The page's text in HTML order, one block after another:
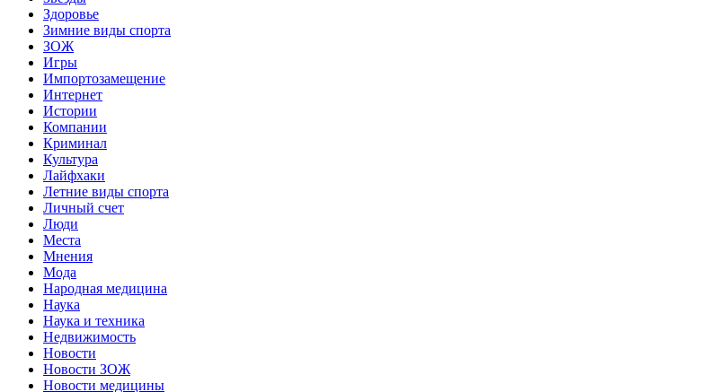
Здоровье
Зимние виды спорта
ЗОЖ
Игры
Импортозамещение
Интернет
Истории
Компании
Криминал
Культура
Лайфхаки
Летние виды спорта
Личный счет
Люди
Места
Мнения
Мода
Народная медицина
Наука
Наука и техника
Недвижимость
Новости
Новости ЗОЖ
Новости медицины